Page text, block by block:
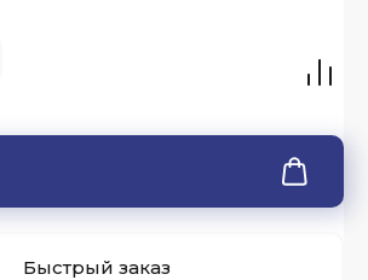
Быстрый заказ